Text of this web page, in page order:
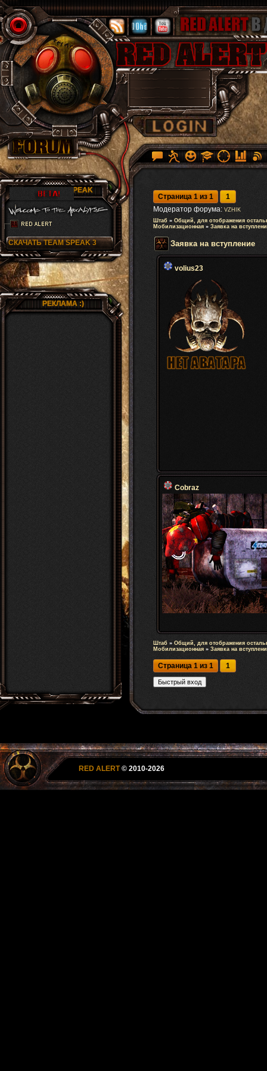
RA TEAM SPEAK
СКАЧАТЬ TEAM SPEAK 3
РЕКЛАМА :)
Страница 1 из 1
1
Модератор форума: VZHIK
Штаб » Общий, для отображения
Мобилизационная » Заявка на
Заявка на вступление
volius23
Cobraz
Штаб » Общий, для отображения
Мобилизационная » Заявка на
Страница 1 из 1 1
RED ALERT © 2010-2026